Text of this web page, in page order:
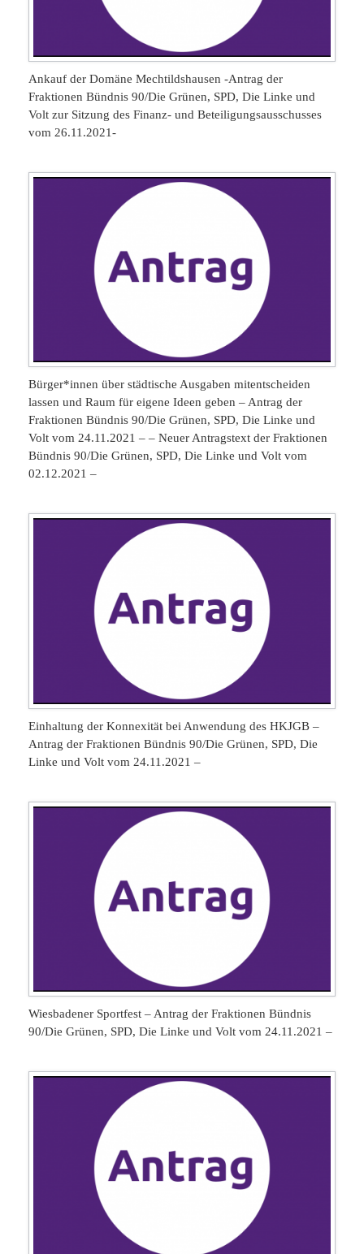
Ankauf der Domäne Mechtildshausen -Antrag der
Fraktionen Bündnis 90/Die Grünen, SPD, Die Linke und
Volt zur Sitzung des Finanz- und Beteiligungsausschusses
vom 26.11.2021-
Bürger*innen über städtische Ausgaben mitentscheiden
lassen und Raum für eigene Ideen geben – Antrag der
Fraktionen Bündnis 90/Die Grünen, SPD, Die Linke und
Volt vom 24.11.2021 – – Neuer Antragstext der Fraktionen
Bündnis 90/Die Grünen, SPD, Die Linke und Volt vom
02.12.2021 –
Einhaltung der Konnexität bei Anwendung des HKJGB –
Antrag der Fraktionen Bündnis 90/Die Grünen, SPD, Die
Linke und Volt vom 24.11.2021 –
Wiesbadener Sportfest – Antrag der Fraktionen Bündnis
90/Die Grünen, SPD, Die Linke und Volt vom 24.11.2021 –